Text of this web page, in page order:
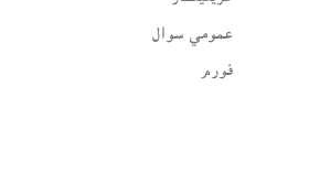
عمومي سوال
فورم